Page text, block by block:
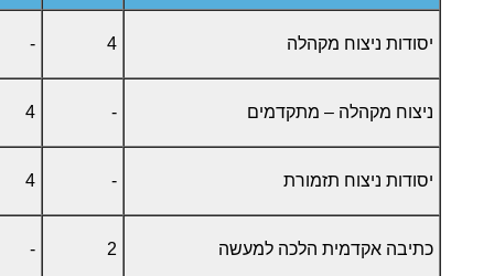
יסודות ניצוח מקהלה 4
-
ניצוח מקהלה – מתקדמים -
4
יסודות ניצוח תזמורת -
4
כתיבה אקדמית הלכה למעשה 2
-